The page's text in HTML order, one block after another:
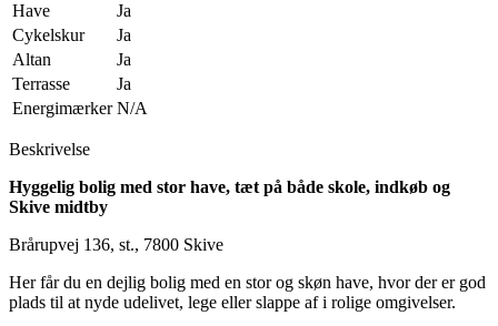
Have
Ja
Cykelskur
Ja
Altan
Ja
Terrasse
Ja
Energimærker N/A
Beskrivelse
Hyggelig bolig med stor have, tæt på både skole, indkøb og
Skive midtby
Brårupvej 136, st., 7800 Skive
Her får du en dejlig bolig med en stor og skøn have, hvor der er god
plads til at nyde udelivet, lege eller slappe af i rolige omgivelser.